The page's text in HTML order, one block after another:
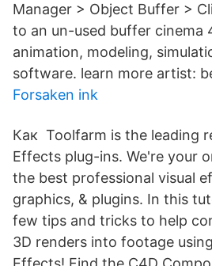
Manager > Object Buffer >
to an un-used buffer cinema
animation, modeling,
software. learn more artist:
Forsaken ink
Как Toolfarm is the leading
Effects plug-ins. We're your
the best professional visual
graphics, & plugins. In this
few tips and tricks to help
3D renders into footage